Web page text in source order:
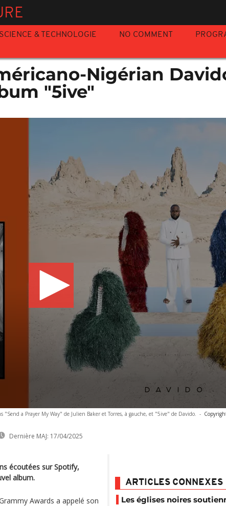
SCIENCE & TECHNOLOGIE NO COMMENT
Nigérian
"5ive"
a Prayer My Way" de Julien Baker et Torres, à gauche, et "5ive" de Davido. -
Dernière MAJ: 17/04/2025
écoutées sur Spotify,
album.
Awards a appelé son
ARTICLES CONNEXES
Les églises noires